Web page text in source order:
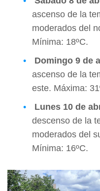
ascenso de la
moderados del
Mínima: 18ºC.
Domingo 9 de
ascenso de la
este. Máxima:
Lunes 10 de
descenso de la
moderados del
Mínima: 16ºC.